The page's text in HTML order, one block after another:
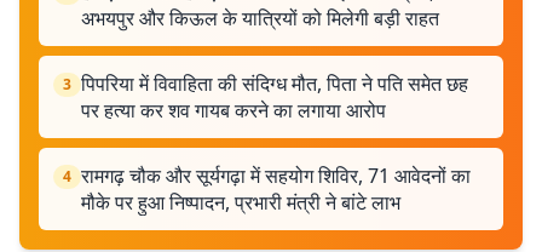
अभयपुर और किऊल के यात्रियों को मिलेगी बड़ी राहत
3 पिपरिया में विवाहिता की संदिग्ध मौत, पिता ने पति समेत छह
पर हत्या कर शव गायब करने का लगाया आरोप
4 रामगढ़ चौक और सूर्यगढ़ा में सहयोग शिविर, 71 आवेदनों का
मौके पर हुआ निष्पादन, प्रभारी मंत्री ने बांटे लाभ